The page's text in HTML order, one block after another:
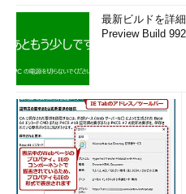
最新ビルドを詳
Preview Build